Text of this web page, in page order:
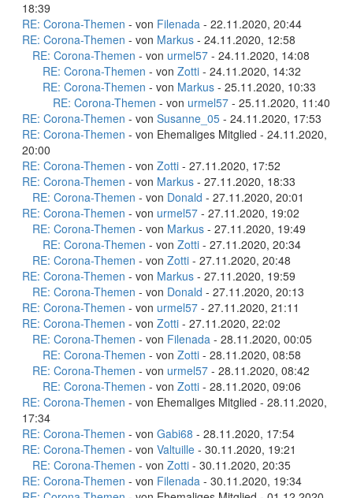
18:39
RE: Corona-Themen - von Filenada - 22.11.2020, 20:44
RE: Corona-Themen - von Markus - 24.11.2020, 12:58
RE: Corona-Themen - von urmel57 - 24.11.2020, 14:08
RE: Corona-Themen - von Zotti - 24.11.2020, 14:32
RE: Corona-Themen - von Markus - 25.11.2020, 10:33
RE: Corona-Themen - von urmel57 - 25.11.2020, 11:40
RE: Corona-Themen - von Susanne_05 - 24.11.2020, 17:53
RE: Corona-Themen - von Ehemaliges Mitglied - 24.11.2020,
20:00
RE: Corona-Themen - von Zotti - 27.11.2020, 17:52
RE: Corona-Themen - von Markus - 27.11.2020, 18:33
RE: Corona-Themen - von Donald - 27.11.2020, 20:01
RE: Corona-Themen - von urmel57 - 27.11.2020, 19:02
RE: Corona-Themen - von Markus - 27.11.2020, 19:49
RE: Corona-Themen - von Zotti - 27.11.2020, 20:34
RE: Corona-Themen - von Zotti - 27.11.2020, 20:48
RE: Corona-Themen - von Markus - 27.11.2020, 19:59
RE: Corona-Themen - von Donald - 27.11.2020, 20:13
RE: Corona-Themen - von urmel57 - 27.11.2020, 21:11
RE: Corona-Themen - von Zotti - 27.11.2020, 22:02
RE: Corona-Themen - von Filenada - 28.11.2020, 00:05
RE: Corona-Themen - von Zotti - 28.11.2020, 08:58
RE: Corona-Themen - von urmel57 - 28.11.2020, 08:42
RE: Corona-Themen - von Zotti - 28.11.2020, 09:06
RE: Corona-Themen - von Ehemaliges Mitglied - 28.11.2020,
17:34
RE: Corona-Themen - von Gabi68 - 28.11.2020, 17:54
RE: Corona-Themen - von Valtuille - 30.11.2020, 19:21
RE: Corona-Themen - von Zotti - 30.11.2020, 20:35
RE: Corona-Themen - von Filenada - 30.11.2020, 19:34